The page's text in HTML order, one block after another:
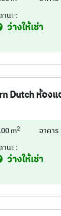
านะ :
ว่างให้เช่า
Dutch ห้อง
m2 อาคาร
านะ :
ว่างให้เช่า